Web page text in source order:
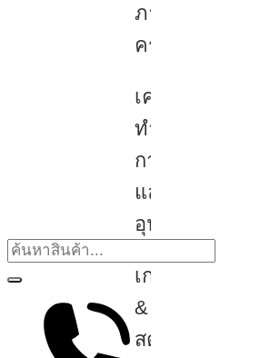
ภายใน
ครัว
เครื่อง
ทำ
กาแฟ
และ
อุปกรณ์
เกม
&
สตรี